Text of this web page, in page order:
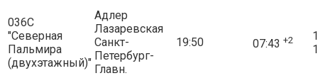
036С
"Северная
Пальмира
(двухэтажный)"
Адлер
Лазаревская
Санкт-
Петербург-
Главн.
19:50 07:43 +2